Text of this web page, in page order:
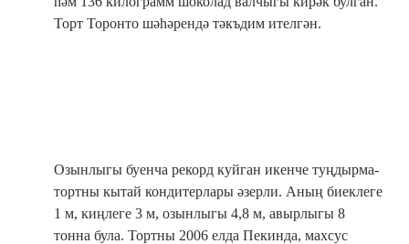
Торт Торонто шәһәрендә тәкъдим ителгән.
Озынлыгы буенча рекорд куйган икенче туңдырма-
тортны кытай кондитерлары әзерли. Аның биеклеге
1 м, киңлеге 3 м, озынлыгы 4,8 м, авырлыгы 8
тонна була. Тортны 2006 елда Пекинда, махсус